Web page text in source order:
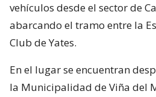
vehículos desde el sector de
abarcando el tramo entre la
Club de Yates.
En el lugar se encuentran
la Municipalidad de Viña del